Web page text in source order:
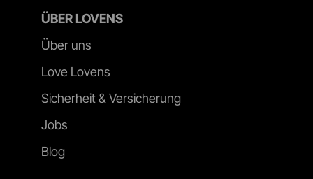
ÜBER LOVENS
Über uns
Love Lovens
Sicherheit & Versicherung
Jobs
Blog